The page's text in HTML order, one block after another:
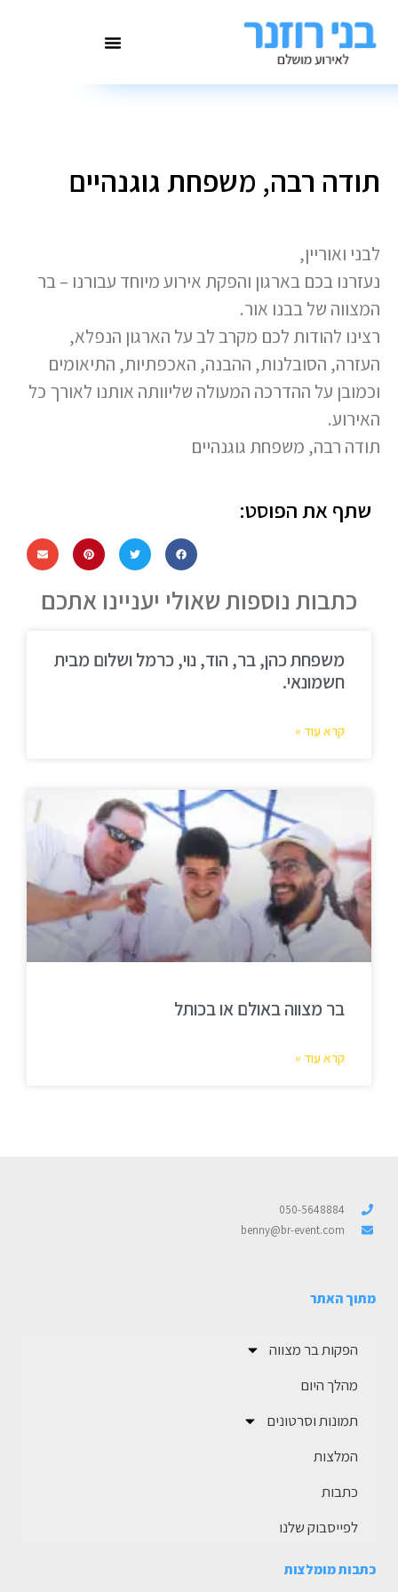
תודה רבה, משפחת גוגנהיים
לבני ואוריין,
נעזרנו בכם בארגון והפקת אירוע מיוחד עבורנו – בר
המצווה של בבנו אור.
רצינו להודות לכם מקרב לב על הארגון הנפלא,
העזרה, הסובלנות, ההבנה, האכפתיות, התיאומים
וכמובן על ההדרכה המעולה שליוותה אותנו לאורך כל
האירוע.
תודה רבה, משפחת גוגנהיים
שתף את הפוסט:
כתבות נוספות שאולי יעניינו אתכם
משפחת כהן, בר, הוד, נוי, כרמל ושלום מבית
חשמונאי.
קרא עוד »
בר מצווה באולם או בכותל
קרא עוד »
050-5648884
benny@br-event.com
מתוך האתר
הפקות בר מצווה
מהלך היום
תמונות וסרטונים
המלצות
כתבות
לפייסבוק שלנו
כתבות מומלצות